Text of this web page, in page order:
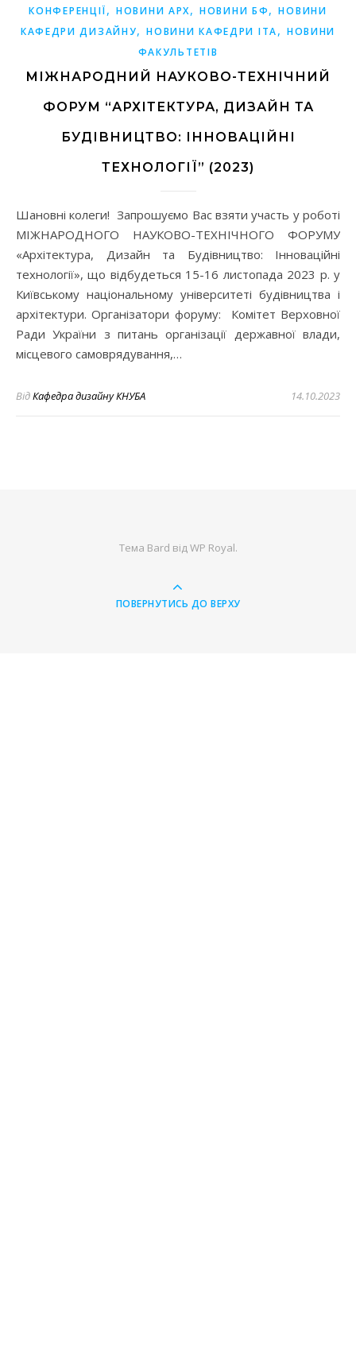
КОНФЕРЕНЦІЇ,НОВИНИ АРХ,НОВИНИ БФ,НОВИНИ
КАФЕДРИ ДИЗАЙНУ,НОВИНИ КАФЕДРИ ІТА, НОВИНИ
ФАКУЛЬТЕТІВ
МІЖНАРОДНИЙ НАУКОВО-ТЕХНІЧНИЙ
ФОРУМ “АРХІТЕКТУРА, ДИЗАЙН ТА
БУДІВНИЦТВО: ІННОВАЦІЙНІ
ТЕХНОЛОГІЇ” (2023)
Шановні колеги! Запрошуємо Вас взяти участь у роботі
МІЖНАРОДНОГО НАУКОВО-ТЕХНІЧНОГО ФОРУМУ
«Архітектура, Дизайн та Будівництво: Інноваційні
технології», що відбудеться 15-16 листопада 2023 р. у
Київському національному університеті будівництва і
архітектури. Організатори форуму: Комітет Верховної
Ради України з питань організації державної влади,
місцевого самоврядування,…
ВідКафедра дизайну КНУБА 14.10.2023
Тема Bard відWP Royal.
ПОВЕРНУТИСЬ ДО ВЕРХУ